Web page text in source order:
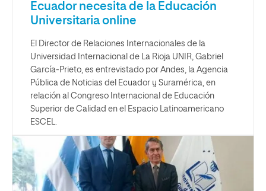
Ecuador necesita de la Educación
Universitaria online
El Director de Relaciones Internacionales de la
Universidad Internacional de La Rioja UNIR, Gabriel
García-Prieto, es entrevistado por Andes, la Agencia
Pública de Noticias del Ecuador y Suramérica, en
relación al Congreso Internacional de Educación
Superior de Calidad en el Espacio Latinoamericano
ESCEL.